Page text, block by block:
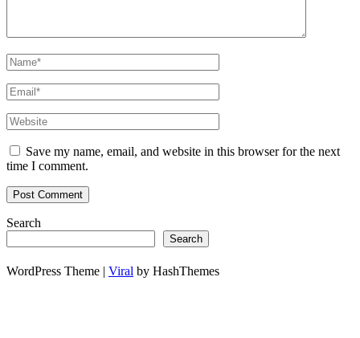
Save my name, email, and website in this browser for the next
time I comment.
Search
Search
WordPress Theme | Viral by HashThemes